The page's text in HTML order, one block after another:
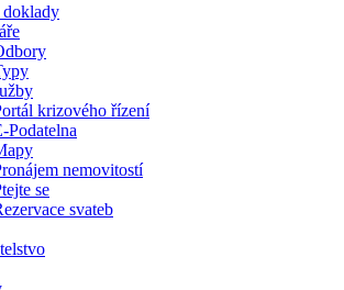
krizového řízení
Podatelna
nemovitostí
se
svateb